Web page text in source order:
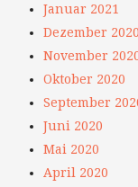
Januar 2021
Dezember 2020
November
Oktober 2020
September
Juni 2020
Mai 2020
April 2020